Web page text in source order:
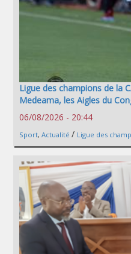
Ligue des champions de la
Medeama, les Aigles du
06/08/2026 - 20:44
Sport, Actualité / Ligue des